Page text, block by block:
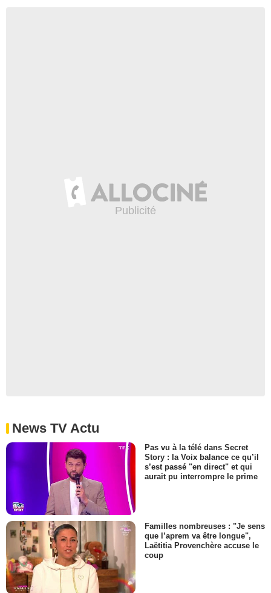
News TV Actu
Pas vu à la télé dans Secret
Story : la Voix balance ce qu’il
s’est passé "en direct" et qui
aurait pu interrompre le prime
Familles nombreuses : "Je sens
que l’aprem va être longue",
Laëtitia Provenchère accuse le
coup